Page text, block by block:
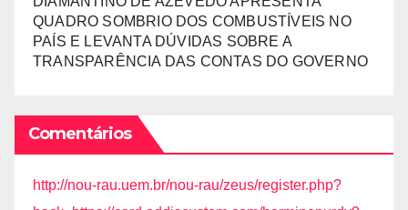
QUADRO SOMBRIO DOS COMBUSTÍVEIS NO
PAÍS E LEVANTA DÚVIDAS SOBRE A
TRANSPARÊNCIA DAS CONTAS DO GOVERNO
Comentários
http://nou-rau.uem.br/nou-rau/zeus/register.php?